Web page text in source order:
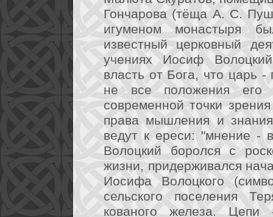
Гончарова (тёща А. С.
игуменом монастыря
известный церковный
учениях Иосиф
власть от Бога, что царь -
не все положения его
современной точки
права мышления и
ведут к ереси: "мнение -
Волоцкий боролся с
жизни, придерживался
Иосифа Волоцкого
сельского поселения
кованого железа.